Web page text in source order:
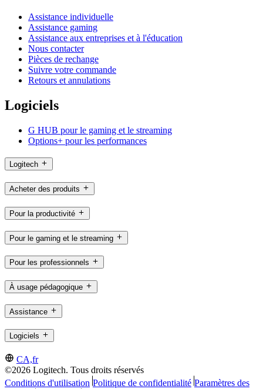
Assistance individuelle
Assistance gaming
Assistance aux entreprises et à l'éducation
Nous contacter
Pièces de rechange
Suivre votre commande
Retours et annulations
Logiciels
G HUB pour le gaming et le streaming
Options+ pour les performances
Logitech
Acheter des produits
Pour la productivité
Pour le gaming et le streaming
Pour les professionnels
À usage pédagogique
Assistance
Logiciels
CA,fr
©2026 Logitech. Tous droits réservés
Conditions d'utilisation Politique de confidentialité Paramètres des